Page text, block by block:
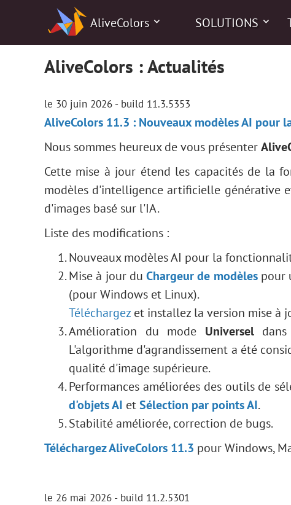
AliveColors SOLUTIONS
AliveColors : Actualités
le 30 juin 2026 - build 11.3.5353
AliveColors 11.3 : Nouveaux modèles AI pour
Nous sommes heureux de vous présenter
Cette mise à jour étend les capacités de la
modèles d'intelligence artificielle générative
d'images basé sur l'IA.
Liste des modifications :
Nouveaux modèles AI pour la
Mise à jour du Chargeur de modèlespour
(pour Windows et Linux).
Téléchargez et installez la version mise à
Amélioration du mode Universel
L'algorithme d'agrandissement a été
qualité d'image supérieure.
Performances améliorées des outils de
d'objets AI etSélection par points AI.
Stabilité améliorée, correction de bugs.
Téléchargez AliveColors 11.3 pour Windows,
le 26 mai 2026 - build 11.2.5301